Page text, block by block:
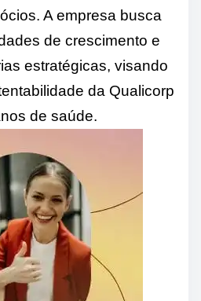
A empresa busca
de crescimento e
estratégicas, visando
da Qualicorp
de saúde.